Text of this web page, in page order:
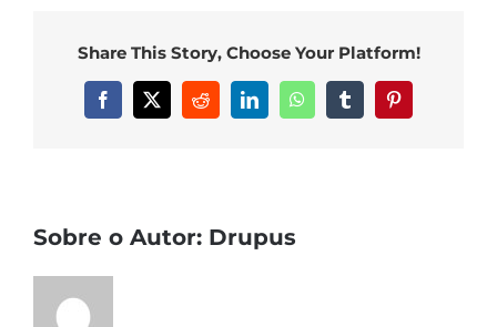
Share This Story, Choose Your Platform!
Facebook
X RedditLinkedInWhatsAppTumblrPinterest
Sobre o Autor: Drupus